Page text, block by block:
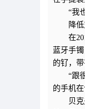
“我
降
在
蓝牙手
的钌，
“跟
的手机
贝